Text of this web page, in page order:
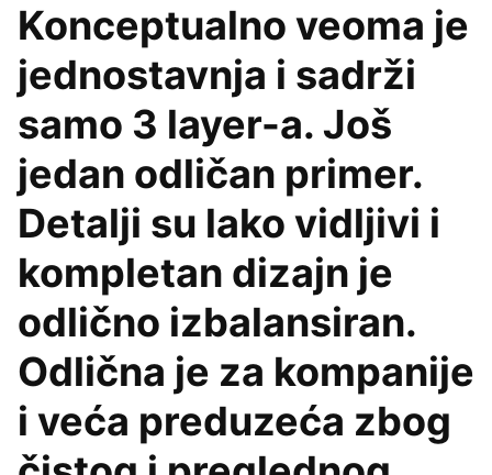
Konceptualno veoma je
jednostavnja i sadrži
samo 3 layer-a. Još
jedan odličan primer.
Detalji su lako vidljivi i
kompletan dizajn je
odlično izbalansiran.
Odlična je za kompanije
i veća preduzeća zbog